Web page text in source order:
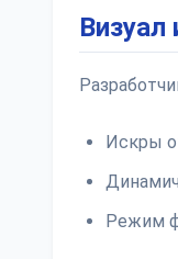
Визуал
Искры
Режим